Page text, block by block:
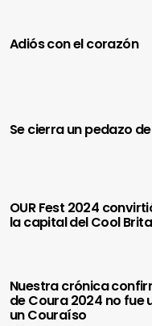
Adiós con el corazón
Se cierra un pedazo
OUR Fest 2024
la capital del Cool
Nuestra crónica
de Coura 2024 no fue
un Couraíso